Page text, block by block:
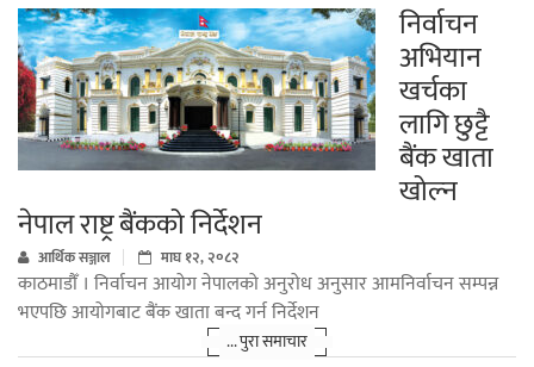
निर्वाचन
अभियान
खर्चका
लागि छुट्टै
बैंक खाता
खोल्न
नेपाल राष्ट्र बैंकको निर्देशन
आर्थिक सञ्जाल माघ १२, २०८२
काठमाडौँ । निर्वाचन आयोग नेपालको अनुरोध अनुसार आमनिर्वाचन सम्पन्न
भएपछि आयोगबाट बैंक खाता बन्द गर्न निर्देशन
... पुरा समाचार